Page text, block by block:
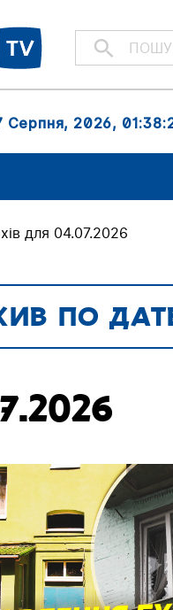
Серпня, 2026,
для 04.07.2026
ПО